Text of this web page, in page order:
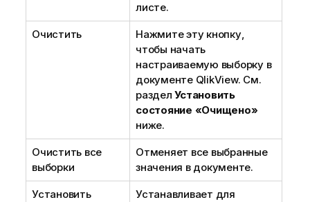
листе.
Очистить
Нажмите эту кнопку,
чтобы начать
настраиваемую выборку в
документе QlikView. См.
разделУстановить
состояние «Очищено»
ниже.
Очистить все
выборки
Отменяет все выбранные
значения в документе.
Установить
Устанавливает для